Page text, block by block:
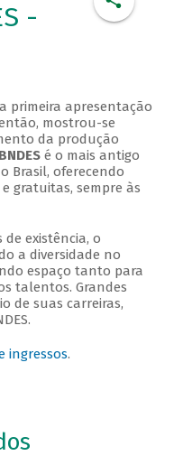
-
primeira apresentação
mostrou-se
da produção
é o mais antigo
Brasil, oferecendo
gratuitas, sempre às
existência, o
a diversidade no
espaço tanto para
talentos. Grandes
de suas carreiras,
ingressos.